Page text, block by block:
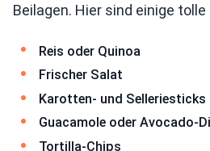
Beilagen. Hier sind einige tolle
Reis oder Quinoa
Frischer Salat
Karotten- und Selleriesticks
Guacamole oder Avocado-
Tortilla-Chips